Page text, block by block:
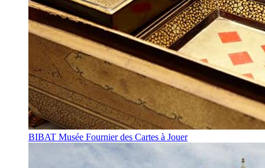
BIBAT Musée Fournier des Cartes à Jouer